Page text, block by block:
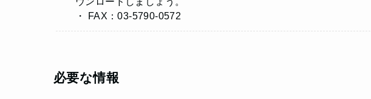
・ FAX：03-5790-0572
必要な情報